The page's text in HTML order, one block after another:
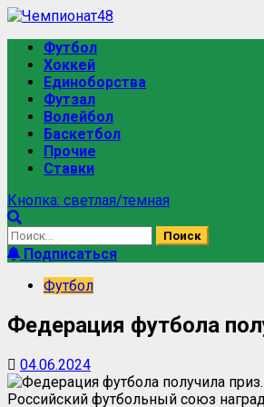
Футбол
Хоккей
Единоборства
Футзал
Волейбол
Баскетбол
Прочие
Ставки
Кнопка: светлая/темная
Подписаться
Футбол
Федерация футбола
04.06.2024
Российский футбольный союз